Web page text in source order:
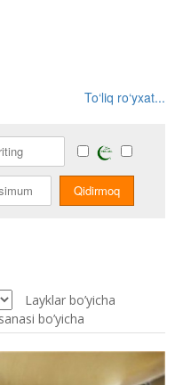
To‘liq ro‘yxat...
Layklar bo’yicha
bo’yicha